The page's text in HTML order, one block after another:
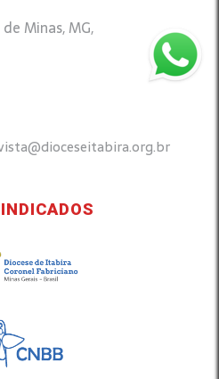
Minas, MG,